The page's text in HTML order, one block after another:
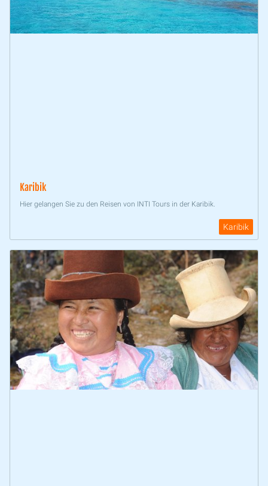
Karibik
Hier gelangen Sie zu den Reisen von INTI Tours in der Karibik.
Karibik